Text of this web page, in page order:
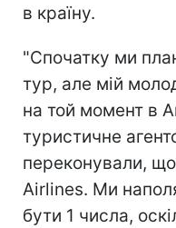
в країну.
"Спочатку ми
тур, але мій
на той момент в
туристичне
переконували,
Airlines. Ми
бути 1 числа,